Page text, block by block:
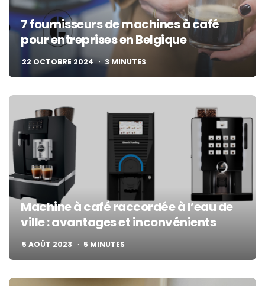
7 fournisseurs de machines à café
pour entreprises en Belgique
22 OCTOBRE 2024 3MINUTES
Machine à café raccordée à l’eau de
ville : avantages et inconvénients
5 AOÛT 2023 5 MINUTES